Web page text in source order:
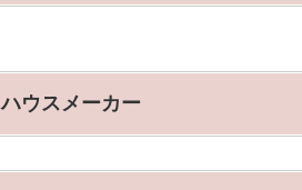
ハウスメーカー